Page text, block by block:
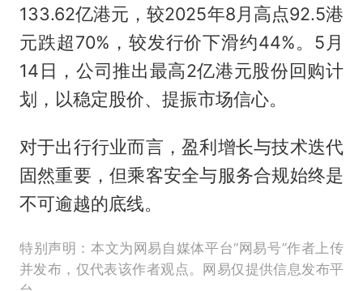
133.62亿港元，较2025年8月高点92.5港
元跌超70%，较发行价下滑约44%。5月
14日，公司推出最高2亿港元股份回购计
划，以稳定股价、提振市场信心。
对于出行行业而言，盈利增长与技术迭代
固然重要，但乘客安全与服务合规始终是
不可逾越的底线。
特别声明：本文为网易自媒体平台“网易号”作者上传
并发布，仅代表该作者观点。网易仅提供信息发布平